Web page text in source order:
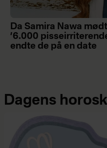
Da Samira Nawa
’6.000
endte de på en date
Dagens